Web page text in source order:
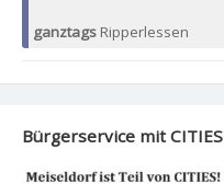
ganztags Ripperlessen
Bürgerservice mit CITIES